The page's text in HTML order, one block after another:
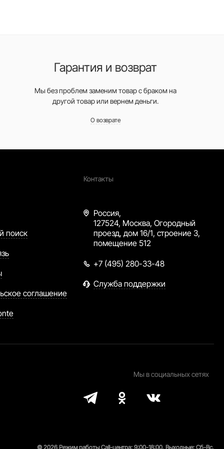
Гарантия и возврат
Мы без проблем заменим товар с браком на
другой товар или вернем деньги.
О возврате
поиск
соглашение
Контакты
Россия,
127524, Москва, Огородный
проезд, дом 16/1, строение 3,
помещение 512
+7 (495) 280-33-48
Служба поддержки
Мы в социальных сетях
© 2026 Режим работы Call-центра: 9:00-18:00. Выходные: Сб-Вс.